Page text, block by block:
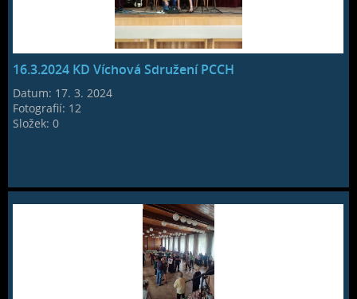
16.3.2024 KD Víchová Sdružení PCCH
Datum: 17. 3. 2024
Fotografií: 12
Složek:0